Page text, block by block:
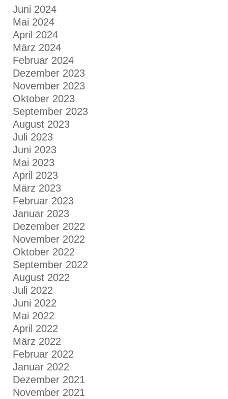
Juni 2024
Mai 2024
April 2024
März 2024
Februar 2024
Dezember 2023
November 2023
Oktober 2023
September 2023
August 2023
Juli 2023
Juni 2023
Mai 2023
April 2023
März 2023
Februar 2023
Januar 2023
Dezember 2022
November 2022
Oktober 2022
September 2022
August 2022
Juli 2022
Juni 2022
Mai 2022
April 2022
März 2022
Februar 2022
Januar 2022
Dezember 2021
November 2021